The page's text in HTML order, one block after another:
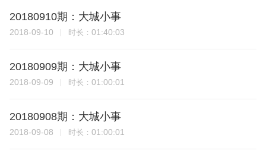
20180910期：大城小事
2018-09-10 时长： 01:40:03
20180909期：大城小事
2018-09-09 时长： 01:00:01
20180908期：大城小事
2018-09-08 时长： 01:00:01